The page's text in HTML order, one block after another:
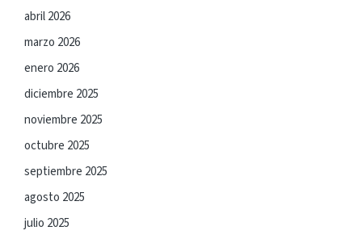
abril 2026
marzo 2026
enero 2026
diciembre 2025
noviembre 2025
octubre 2025
septiembre 2025
agosto 2025
julio 2025